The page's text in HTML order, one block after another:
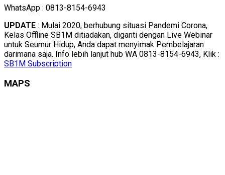
WhatsApp : 0813-8154-6943
UPDATE : Mulai 2020, berhubung situasi Pandemi Corona,
Kelas Offline SB1M ditiadakan, diganti dengan Live Webinar
untuk Seumur Hidup, Anda dapat menyimak Pembelajaran
darimana saja. Info lebih lanjut hub WA 0813-8154-6943, Klik :
SB1M Subscription
MAPS